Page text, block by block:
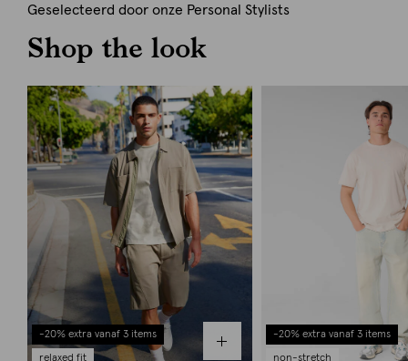
Geselecteerd door onze Personal Stylists
Shop the look
-20% extra vanaf 3 items
relaxed fit
-20% extra vanaf 3 items
non-stretch